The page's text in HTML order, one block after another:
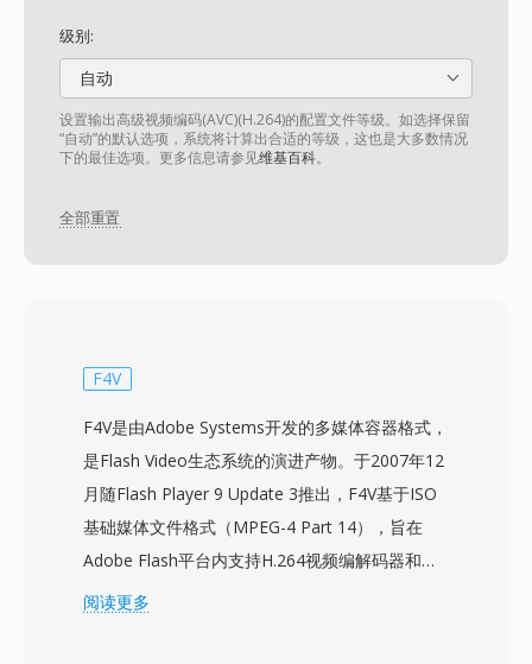
级别:
自动
设置输出高级视频编码(AVC)(H.264)的配置文件等级。如选择保留
“自动”的默认选项，系统将计算出合适的等级，这也是大多数情况
下的最佳选项。更多信息请参见维基百科。
全部重置
F4V
F4V是由Adobe Systems开发的多媒体容器格式，
是Flash Video生态系统的演进产物。于2007年12
月随Flash Player 9 Update 3推出，F4V基于ISO
基础媒体文件格式（MPEG-4 Part 14），旨在
Adobe Flash平台内支持H.264视频编解码器和
AAC音频。与使用专有容器结构的前身FLV不同，
阅读更多